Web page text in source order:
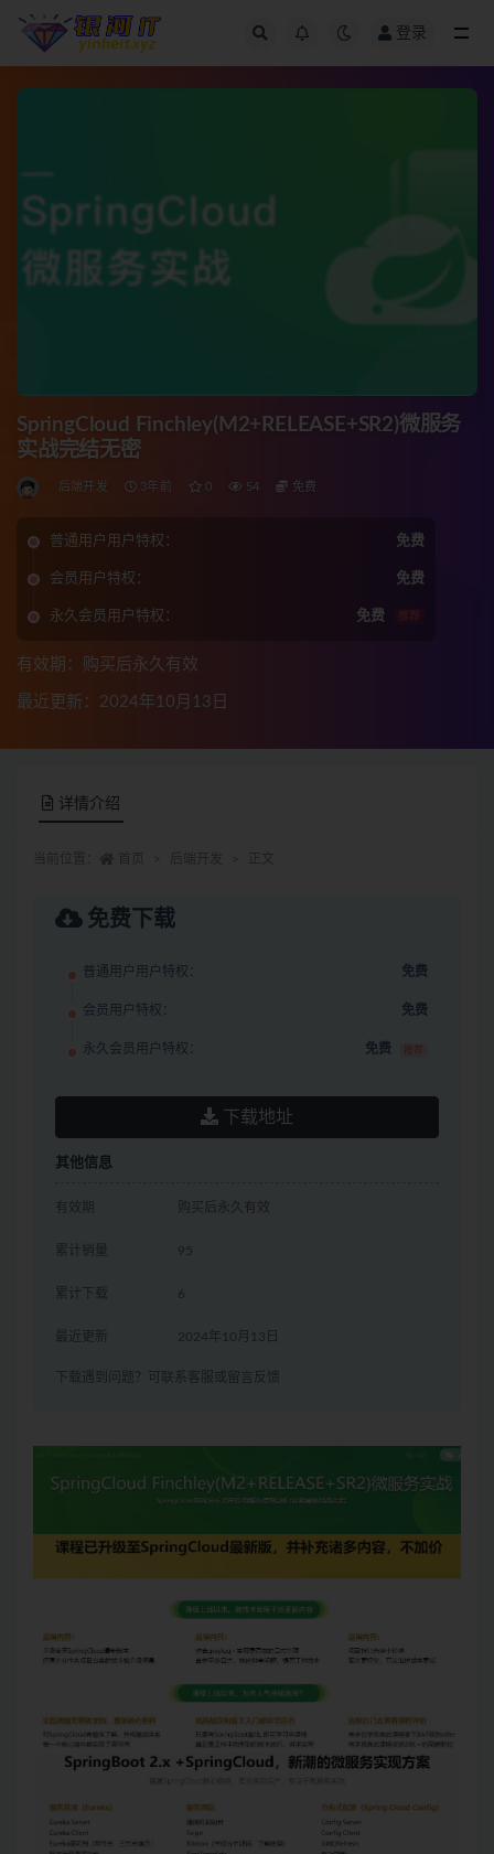
登录
SpringCloud Finchley(M2+RELEASE+SR2)微服务
实战完结无密
后端开发 3年前 0 54 免费
普通用户用户特权： 免费
会员用户特权： 免费
永久会员用户特权： 免费 推荐
有效期：购买后永久有效
最近更新：2024年10月13日
详情介绍
免费下载
普通用户用户特权： 免费
会员用户特权： 免费
永久会员用户特权： 免费 推荐
下载地址
其他信息
有效期 购买后永久有效
累计销量 95
累计下载 6
最近更新 2024年10月13日
下载遇到问题？可联系客服或留言反馈